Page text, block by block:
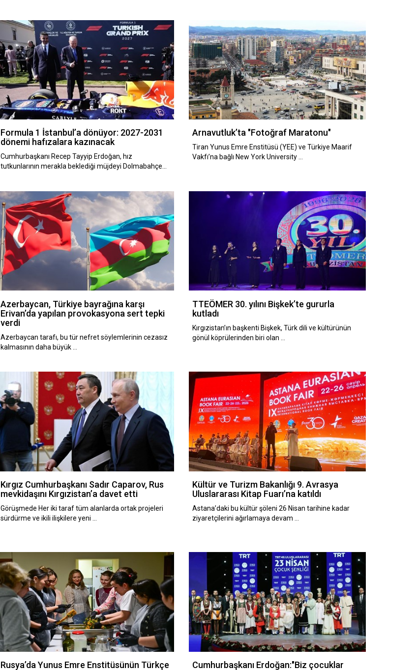
Formula 1 İstanbul’a dönüyor: 2027-2031
dönemi hafızalara kazınacak
Cumhurbaşkanı Recep Tayyip Erdoğan, hız
tutkunlarının merakla beklediği müjdeyi Dolmabahçe…
Arnavutluk’ta "Fotoğraf Maratonu"
Tiran Yunus Emre Enstitüsü (YEE) ve Türkiye Maarif
Vakfı’na bağlı New York University …
Azerbaycan, Türkiye bayrağına karşı
Erivan’da yapılan provokasyona sert tepki
verdi
Azerbaycan tarafı, bu tür nefret söylemlerinin cezasız
kalmasının daha büyük …
TTEÖMER 30. yılını Bişkek’te gururla
kutladı
Kırgızistan’ın başkenti Bişkek, Türk dili ve kültürünün
gönül köprülerinden biri olan …
Kırgız Cumhurbaşkanı Sadır Caparov, Rus
mevkidaşını Kırgızistan’a davet etti
Görüşmede Her iki taraf tüm alanlarda ortak projeleri
sürdürme ve ikili ilişkilere yeni …
Kültür ve Turizm Bakanlığı 9. Avrasya
Uluslararası Kitap Fuarı’na katıldı
Astana’daki bu kültür şöleni 26 Nisan tarihine kadar
ziyaretçilerini ağırlamaya devam …
Rusya’da Yunus Emre Enstitüsünün Türkçe
Cumhurbaşkanı Erdoğan:"Biz çocuklar